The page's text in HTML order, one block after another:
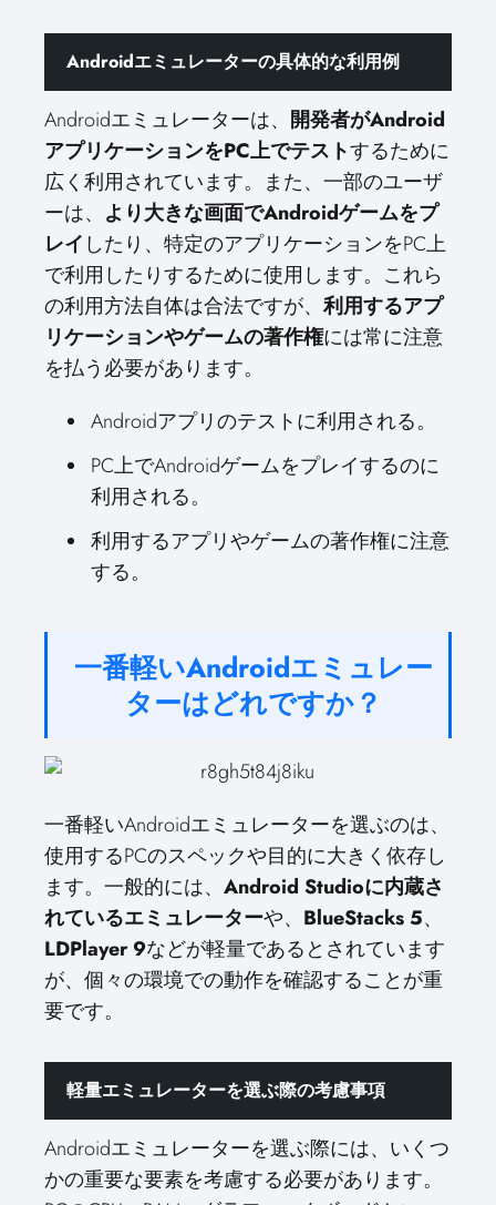
Androidエミュレーターの具体的な利用例
Androidエミュレーターは、 開発者がAndroid
アプリケーションをPC上でテストするために
広く利用されています。また、一部のユーザ
ーは、 より大きな画面でAndroidゲームをプ
レイ したり、特定のアプリケーションをPC上
で利用したりするために使用します。これら
の利用方法自体は合法ですが、 利用するアプ
リケーションやゲームの著作権には常に注意
を払う必要があります。
Androidアプリのテストに利用される。
PC上でAndroidゲームをプレイするのに
利用される。
利用するアプリやゲームの著作権に注意
する。
一番軽いAndroidエミュレー
ターはどれですか？
一番軽いAndroidエミュレーターを選ぶのは、
使用するPCのスペックや目的に大きく依存し
ます。一般的には、 Android Studioに内蔵さ
れているエミュレーターや、 BlueStacks 5、
LDPlayer 9などが軽量であるとされています
が、個々の環境での動作を確認することが重
要です。
軽量エミュレーターを選ぶ際の考慮事項
Androidエミュレーターを選ぶ際には、いくつ
かの重要な要素を考慮する必要があります。